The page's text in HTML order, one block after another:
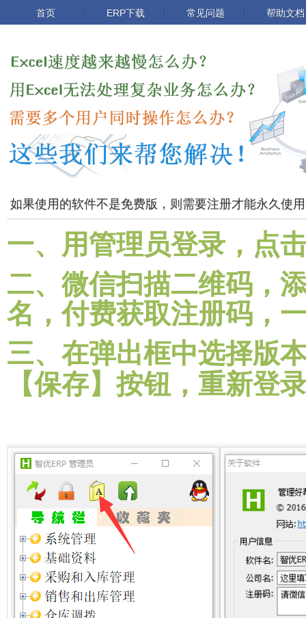
首页 ERP下载 常见问题 帮助文档
如果使用的软件不是免费版，则需要注册才能永久使用
一、用管理员登录，点
二、微信扫描二维码，
名，付费获取注册码，
三、在弹出框中选择版
【保存】按钮，重新登